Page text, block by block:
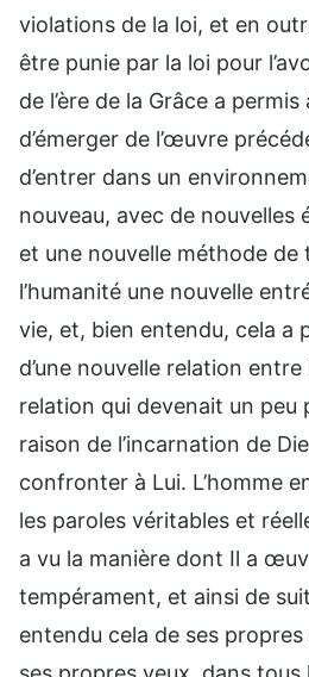
violations de la loi, et en
être punie par la loi pour
de l’ère de la Grâce a permis
d’émerger de l’œuvre
d’entrer dans un
nouveau, avec de nouvelles
et une nouvelle méthode de
l’humanité une nouvelle
vie, et, bien entendu, cela a
d’une nouvelle relation entre
relation qui devenait un peu
raison de l’incarnation de
confronter à Lui. L’homme
les paroles véritables et
a vu la manière dont Il a
tempérament, et ainsi de
entendu cela de ses propres